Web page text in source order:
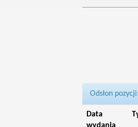
Odsłon pozycji:
Data